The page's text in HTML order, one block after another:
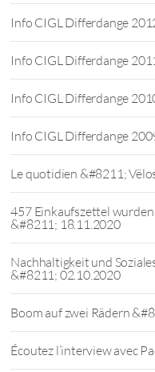
Info CIGL Differdange
Info CIGL Differdange
Info CIGL Differdange
Info CIGL Differdange
Le quotidien &#8211;
457 Einkaufszettel
&#8211; 18.11.2020
Nachhaltigkeit und
&#8211; 02.10.2020
Boom auf zwei Rädern
Écoutez l’interview avec